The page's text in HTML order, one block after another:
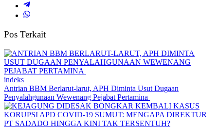
Pos Terkait
indeks
Antrian BBM Berlarut-larut, APH Diminta Usut Dugaan
Penyalahgunaan Wewenang Pejabat Pertamina